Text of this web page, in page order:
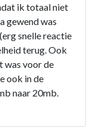
ik totaal niet
gewend was
snelle reactie
terug. Ook
was voor de
ook in de
naar 20mb.